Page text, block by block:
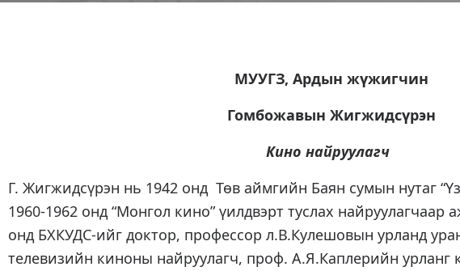
МУУГЗ, Ардын жүжигчин
Гомбожавын Жигжидсүрэн
Кино найруулагч
Г. Жигжидсүрэн нь 1942 онд Төв аймгийн Баян сумын нутаг
1960-1962 онд “Монгол кино” үилдвэрт туслах найруулагчаар
онд БХКУДС-ийг доктор, профессор л.В.Кулешовын урланд
телевизийн киноны найруулагч, проф. А.Я.Каплерийн урланг